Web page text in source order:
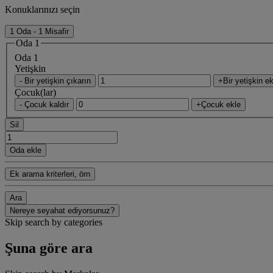
Konuklarınızı seçin
1 Oda - 1 Misafir
Oda 1
Oda 1
Yetişkin
- Bir yetişkin çıkarın +Bir yetişkin
Çocuk(lar)
- Çocuk kaldır +Çocuk ekle
Sil
Oda ekle
Ek arama kriterleri, örn
Ara
Nereye seyahat ediyorsunuz?
Skip search by categories
Şuna göre ara